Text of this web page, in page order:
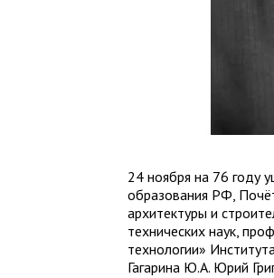
24 ноября на 76 году
образования РФ,
архитектуры и
технических наук,
технологии»
Гагарина Ю.А. Юрий